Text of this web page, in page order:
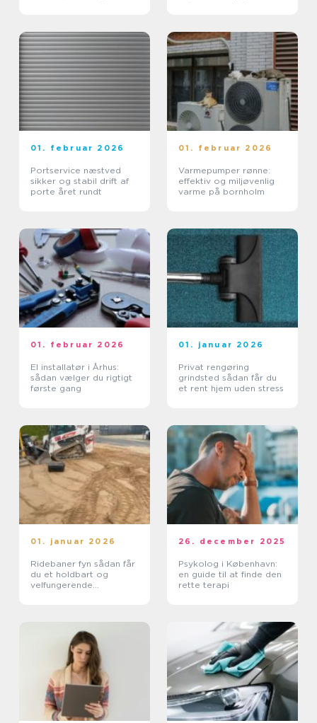
01. februar 2026
Portservice næstved
sikker og stabil drift af
porte året rundt
01. februar 2026
Varmepumper rønne:
effektiv og miljøvenlig
varme på bornholm
01. februar 2026
El installatør i Århus:
sådan vælger du rigtigt
første gang
01. januar 2026
Privat rengøring
grindsted sådan får du
et rent hjem uden stress
01. januar 2026
Ridebaner fyn sådan får
du et holdbart og
velfungerende
26. december 2025
Psykolog i København:
en guide til at finde den
rette terapi